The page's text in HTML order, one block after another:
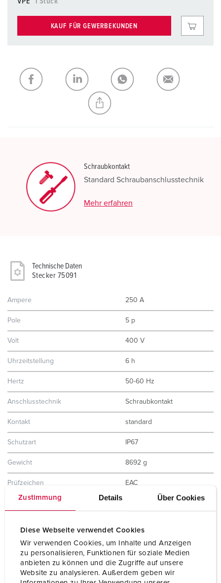
Zustimmung Details Über Cookies
Diese Webseite verwendet Cookies
Wir verwenden Cookies, um Inhalte und Anzeigen
zu personalisieren, Funktionen für soziale Medien
anbieten zu können und die Zugriffe auf unsere
Website zu analysieren. Außerdem geben wir
KAUF FÜR GEWERBEKUNDEN
Schraubkontakt
Standard Schraubanschlusstechnik
Mehr erfahren
Technische Daten
Stecker 75091
Ampere 250 A
Pole 5 p
Volt 400 V
Uhrzeitstellung 6 h
Hertz 50-60 Hz
Anschlusstechnik Schraubkontakt
Kontakt standard
Schutzart IP67
Gewicht 8692 g
Prüfzeichen EAC